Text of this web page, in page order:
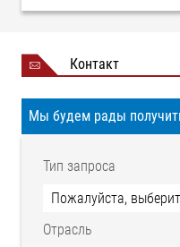
Размеры
Контакт
Мы будем рады
Тип запроса
Отрасль